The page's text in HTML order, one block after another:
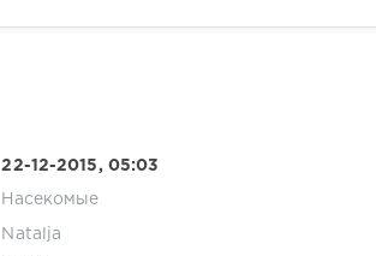
22-12-2015, 05:03
Насекомые
Natalja